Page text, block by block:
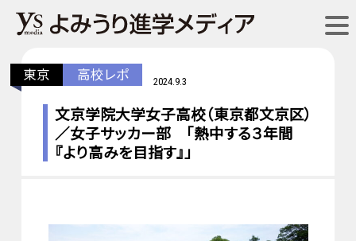
東京 高校レポ 2024.9.3
文京学院大学女子高校（東京都文京区）
／女子サッカー部 「熱中する３年間
『より高みを目指す』」